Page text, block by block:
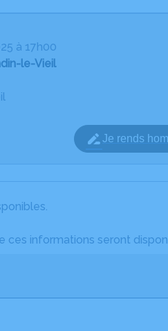
à 17h00
le-Vieil
Je rends
ces informations seront